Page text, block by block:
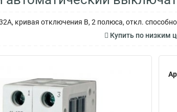
кривая отключения В, 2 полюса, откл.
Купить по низким